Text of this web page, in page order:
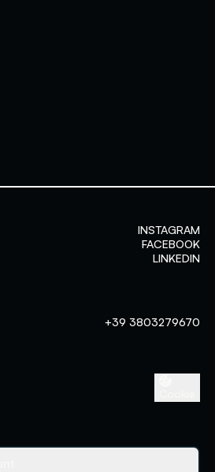
INSTAGRAM
FACEBOOK
LINKEDIN
+39 3803279670